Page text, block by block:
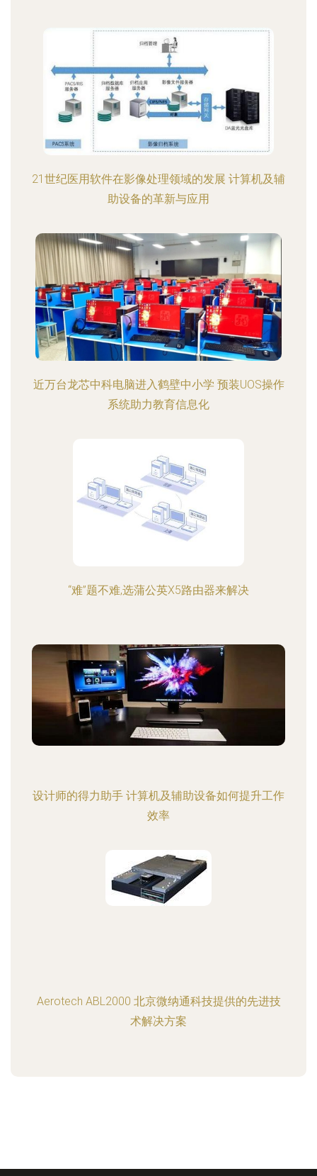
21世纪医用软件在影像处理领域的发展 计算机及辅
助设备的革新与应用
近万台龙芯中科电脑进入鹤壁中小学 预装UOS操作
系统助力教育信息化
“难”题不难,选蒲公英X5路由器来解决
设计师的得力助手 计算机及辅助设备如何提升工作
效率
Aerotech ABL2000 北京微纳通科技提供的先进技
术解决方案